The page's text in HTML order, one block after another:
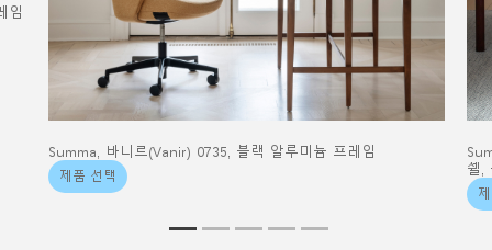
임
Summa, 바니르(Vanir) 0735, 블랙 알루미늄 프레임
제품 선택
쉘,